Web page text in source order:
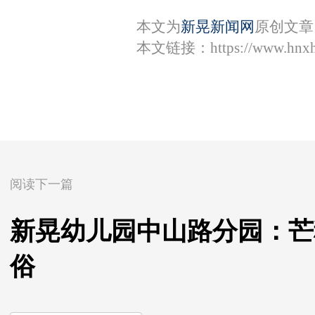
本文为新晃新闻网 原创文
本文链接： https://
阅读下一篇
新晃幼儿园中山路分园：
俗